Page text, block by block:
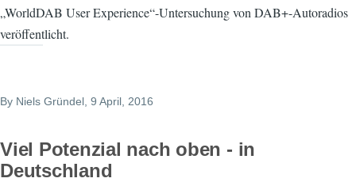
„WorldDAB User Experience“-Untersuchung von DAB+-Autoradios
veröffentlicht.
By Niels Gründel , 9 April, 2016
Viel Potenzial nach oben - in
Deutschland